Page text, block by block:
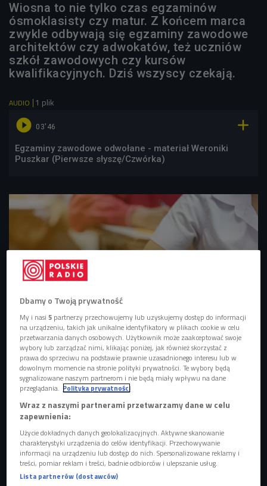
Wiosna to nie tylko czas egzaminów
ósmoklasisty czy matur. Z końcem marca
zwykle odbywają się egzaminy zawodowe
architektów czy adwokatów, też uczniów
szkół zawodowych czy kursów
kwalifikacyjnych. Dziś wszyscy czekają.
AUDIO 1 plik
 03'46 
Egzaminy zawodowe odwołane - materiał Weroniki
Puszkar (Pierwsze słyszę/Czwórka)
(zdjęcie ilustracyjne) Foto: Shutterstock
Dbamy o Twoją prywatność
My i nasi5 partnerzy przechowujemy lub uzyskujemy dostęp do informacji
na urządzeniu, takich jak unikalne identyfikatory w plikach cookie w celu
przetwarzania danych osobowych. Użytkownik może zaakceptować swoje
wybory lub zarządzać nimi, klikając poniżej, jak również skorzystać z
prawa do sprzeciwu na podstawie prawnie uzasadnionego interesu lub w
dowolnym momencie na stronie polityki prywatności. Te wybory będą
sygnalizowane naszym partnerom i nie będą miały wpływu na dane
przeglądania. Polityka prywatności
Wraz z naszymi partnerami przetwarzamy dane w celu
zapewnienia:
Użycie dokładnych danych geolokalizacyjnych. Aktywne skanowanie
charakterystyki urządzenia do celów identyfikacji. Przechowywanie
informacji na urządzeniu lub dostęp do nich. Spersonalizowane reklamy i
treści, pomiar reklam i treści, badnie odbiorców i ulepszanie usług.
Lista partnerów (dostawców)